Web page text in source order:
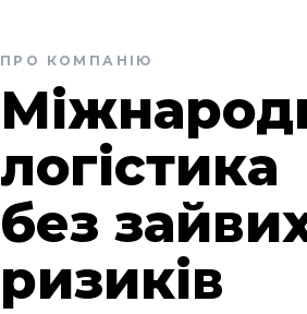
ПРО КОМПАНІЮ
логістика
без
ризиків